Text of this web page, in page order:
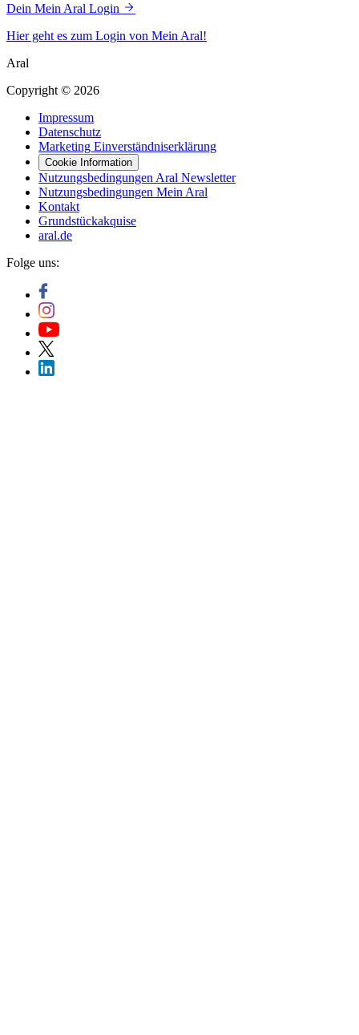
Dein Mein Aral Login
Hier geht es zum Login von Mein Aral!
Aral
Copyright © 2026
Impressum
Datenschutz
Marketing Einverständniserklärung
Cookie Information
Nutzungsbedingungen Aral Newsletter
Nutzungsbedingungen Mein Aral
Kontakt
Grundstückakquise
aral.de
Folge uns: